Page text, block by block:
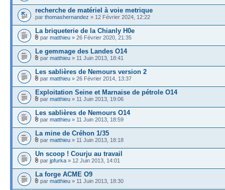
recherche de matériel à voie metrique
par thomashernandez » 12 Février 2024, 12:22
La briqueterie de la Chianly H0e
par matthieu » 26 Février 2020, 21:35
Le gemmage des Landes O14
par matthieu » 11 Juin 2013, 18:41
Les sablières de Nemours version 2
par matthieu » 26 Février 2014, 13:37
Exploitation Seine et Marnaise de pétrole O14
par matthieu » 11 Juin 2013, 19:06
Les sablières de Nemours O14
par matthieu » 11 Juin 2013, 18:59
La mine de Créhon 1/35
par matthieu » 11 Juin 2013, 18:18
Un scoop ! Courju au travail
par jpfurka » 12 Juin 2013, 14:01
La forge ACME O9
par matthieu » 11 Juin 2013, 18:30